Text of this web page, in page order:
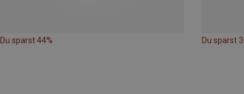
Du sparst 44% Du sparst